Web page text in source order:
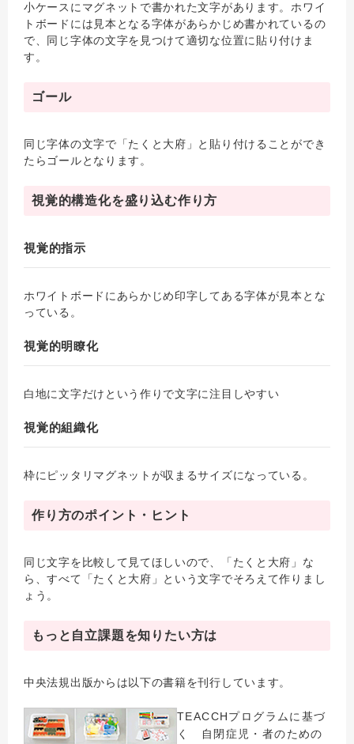
小ケースにマグネットで書かれた文字があります。ホワイ
トボードには見本となる字体があらかじめ書かれているの
で、同じ字体の文字を見つけて適切な位置に貼り付けま
す。
ゴール
同じ字体の文字で「たくと大府」と貼り付けることができ
たらゴールとなります。
視覚的構造化を盛り込む作り方
視覚的指示
ホワイトボードにあらかじめ印字してある字体が見本とな
っている。
視覚的明瞭化
白地に文字だけという作りで文字に注目しやすい
視覚的組織化
枠にピッタリマグネットが収まるサイズになっている。
作り方のポイント・ヒント
同じ文字を比較して見てほしいので、「たくと大府」な
ら、すべて「たくと大府」という文字でそろえて作りまし
ょう。
もっと自立課題を知りたい方は
中央法規出版からは以下の書籍を刊行しています。
TEACCHプログラムに基づ
く 自閉症児・者のための